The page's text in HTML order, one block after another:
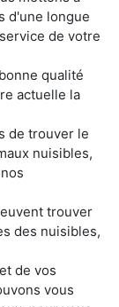
d'une longue
de votre
qualité
actuelle la
de trouver le
nuisibles,
trouver
des nuisibles,
de vos
vous